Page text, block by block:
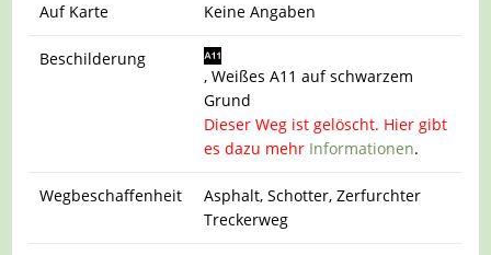
Auf Karte Keine Angaben
Beschilderung
, Weißes A11 auf schwarzem
Grund
Dieser Weg ist gelöscht. Hier gibt
es dazu mehr Informationen.
Wegbeschaffenheit
Asphalt, Schotter, Zerfurchter
Treckerweg